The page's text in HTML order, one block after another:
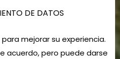
DE DATOS
mejorar su experiencia.
acuerdo, pero puede darse